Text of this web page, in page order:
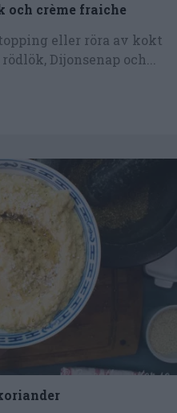
och crème fraiche
eller röra av kokt
Dijonsenap och...